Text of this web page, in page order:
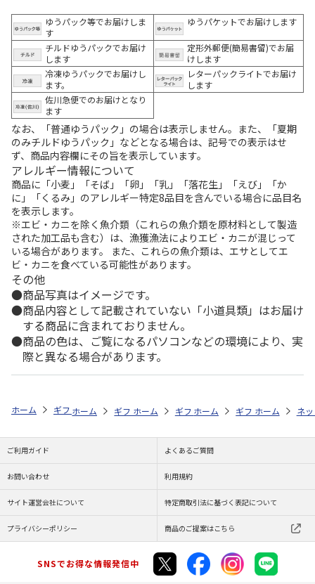
ゆうパック等でお届けしま
す
ゆうパケットでお届けします
チルドゆうパックでお届け
します
定形外郵便(簡易書留)でお届
けします
冷凍ゆうパックでお届けし
ます。
レターパックライトでお届け
します
佐川急便でのお届けとなり
ます
なお、「普通ゆうパック」の場合は表示しません。また、「夏期
のみチルドゆうパック」などとなる場合は、記号での表示はせ
ず、商品内容欄にその旨を表示しています。
アレルギー情報について
商品に「小麦」「そば」「卵」「乳」「落花生」「えび」「か
に」「くるみ」のアレルギー特定8品目を含んでいる場合に品目名
を表示します。
※エビ・カニを除く魚介類（これらの魚介類を原材料として製造
された加工品も含む）は、漁獲漁法によりエビ・カニが混じって
いる場合があります。 また、これらの魚介類は、エサとしてエ
ビ・カニを食べている可能性があります。
その他
商品写真はイメージです。
商品内容として記載されていない「小道具類」はお届け
する商品に含まれておりません。
商品の色は、ご覧になるパソコンなどの環境により、実
際と異なる場合があります。
ホーム ギフトストア お中元・夏ギフト特集 2026 おつまみ・お惣菜
ホーム ギフトストア お中元・夏ギフト特集 2026
ホーム ギフトストア お中元・夏ギフト
ホーム ギフトストア お
ホーム ネ
ご利用ガイド よくあるご質問
お問い合わせ 利用規約
サイト運営会社について 特定商取引法に基づく表記について
プライバシーポリシー 商品のご提案はこちら
SNSでお得な情報発信中